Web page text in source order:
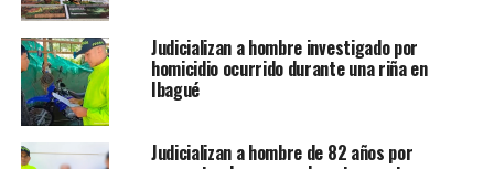
Judicializan a hombre investigado por
homicidio ocurrido durante una riña en
Ibagué
Judicializan a hombre de 82 años por